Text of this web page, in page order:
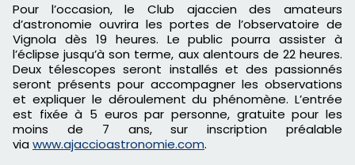
Pour l’occasion, le Club ajaccien des amateurs
d’astronomie ouvrira les portes de l’observatoire de
Vignola dès 19 heures. Le public pourra assister à
l’éclipse jusqu’à son terme, aux alentours de 22 heures.
Deux télescopes seront installés et des passionnés
seront présents pour accompagner les observations
et expliquer le déroulement du phénomène. L’entrée
est fixée à 5 euros par personne, gratuite pour les
moins de 7 ans, sur inscription préalable
via www.ajaccioastronomie.com.